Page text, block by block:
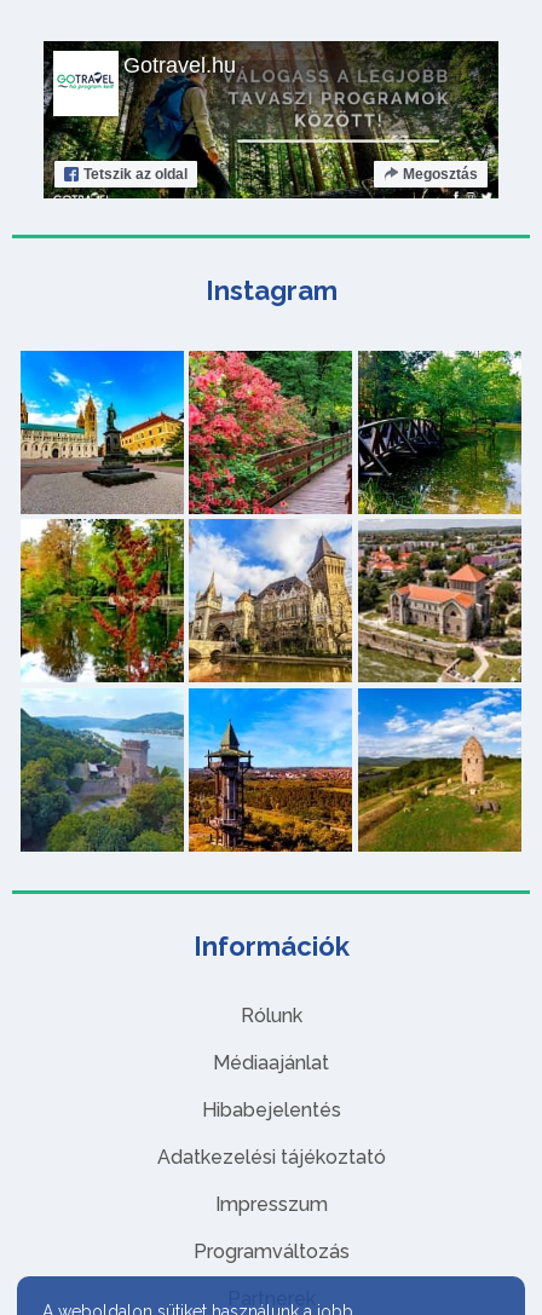
Információk
Rólunk
Médiaajánlat
Hibabejelentés
Adatkezelési tájékoztató
Impresszum
Programváltozás
Partnerek
Gotravel.hu
Tetszik az oldal Megosztás
Instagram